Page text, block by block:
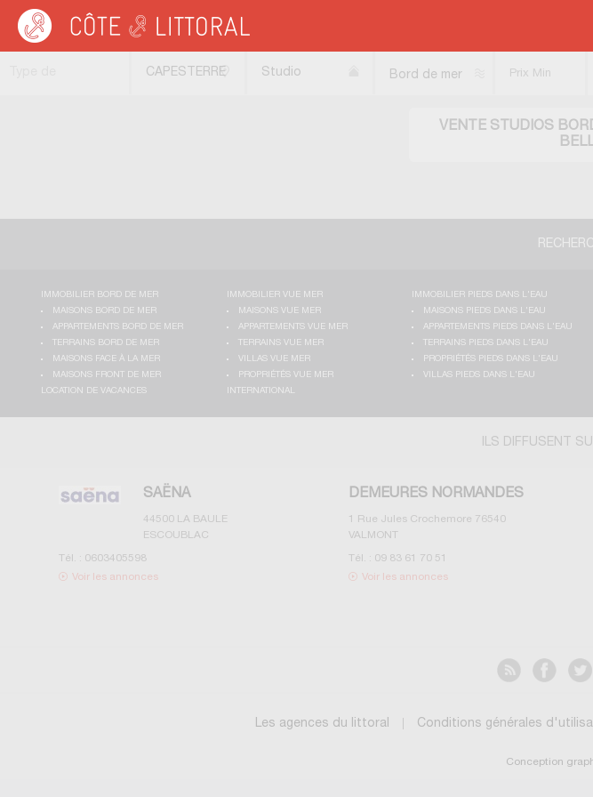
Côte & Littoral > Immobilier bord de mer>Appartements bord de mer
VENTE STUDIOS
CAPESTERRE
Studio Bord de mer
IMMOBILIER BORD DE MER
MAISONS BORD DE MER
APPARTEMENTS BORD DE MER
TERRAINS BORD DE MER
MAISONS FACE À LA MER
MAISONS FRONT DE MER
IMMOBILIER VUE MER
MAISONS VUE MER
APPARTEMENTS VUE MER
TERRAINS VUE MER
VILLAS VUE MER
PROPRIÉTÉS VUE MER
IMMOBILIER PIEDS DANS L'EAU
MAISONS PIEDS DANS L'EAU
APPARTEMENTS PIEDS DANS L'EAU
TERRAINS PIEDS DANS L'EAU
PROPRIÉTÉS PIEDS DANS L'EAU
VILLAS PIEDS DANS L'EAU
LOCATION DE VACANCES
INTERNATIONAL
ILS DIFFUSENT
SAËNA
44500 LA BAULE
ESCOUBLAC
Tél. : 0603405598
Voir les annonces
DEMEURES NORMANDES
1 Rue Jules Crochemore 76540
VALMONT
Tél. : 09 83 61 70 51
Voir les annonces
Les agences du littoral Conditions générales
Conception